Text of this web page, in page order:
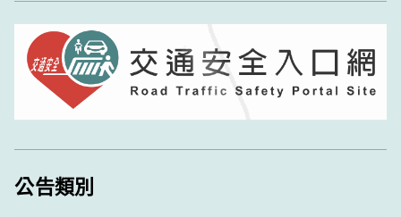
公告類別